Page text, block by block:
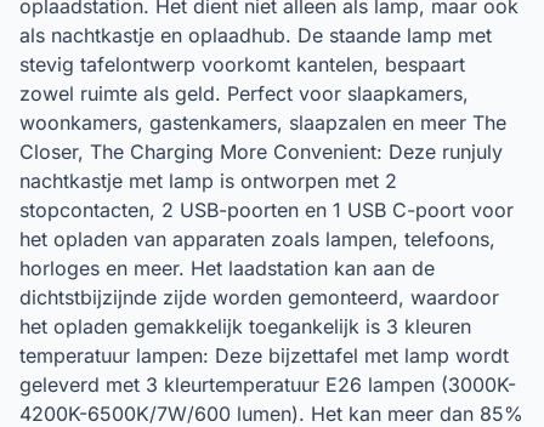
oplaadstation. Het dient niet alleen als lamp, maar ook
als nachtkastje en oplaadhub. De staande lamp met
stevig tafelontwerp voorkomt kantelen, bespaart
zowel ruimte als geld. Perfect voor slaapkamers,
woonkamers, gastenkamers, slaapzalen en meer The
Closer, The Charging More Convenient: Deze runjuly
nachtkastje met lamp is ontworpen met 2
stopcontacten, 2 USB-poorten en 1 USB C-poort voor
het opladen van apparaten zoals lampen, telefoons,
horloges en meer. Het laadstation kan aan de
dichtstbijzijnde zijde worden gemonteerd, waardoor
het opladen gemakkelijk toegankelijk is 3 kleuren
temperatuur lampen: Deze bijzettafel met lamp wordt
geleverd met 3 kleurtemperatuur E26 lampen (3000K-
4200K-6500K/7W/600 lumen). Het kan meer dan 85%